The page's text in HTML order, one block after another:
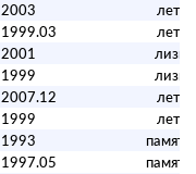
2003
1999.03
2001
1999
2007.12
1999
1993
1997.05